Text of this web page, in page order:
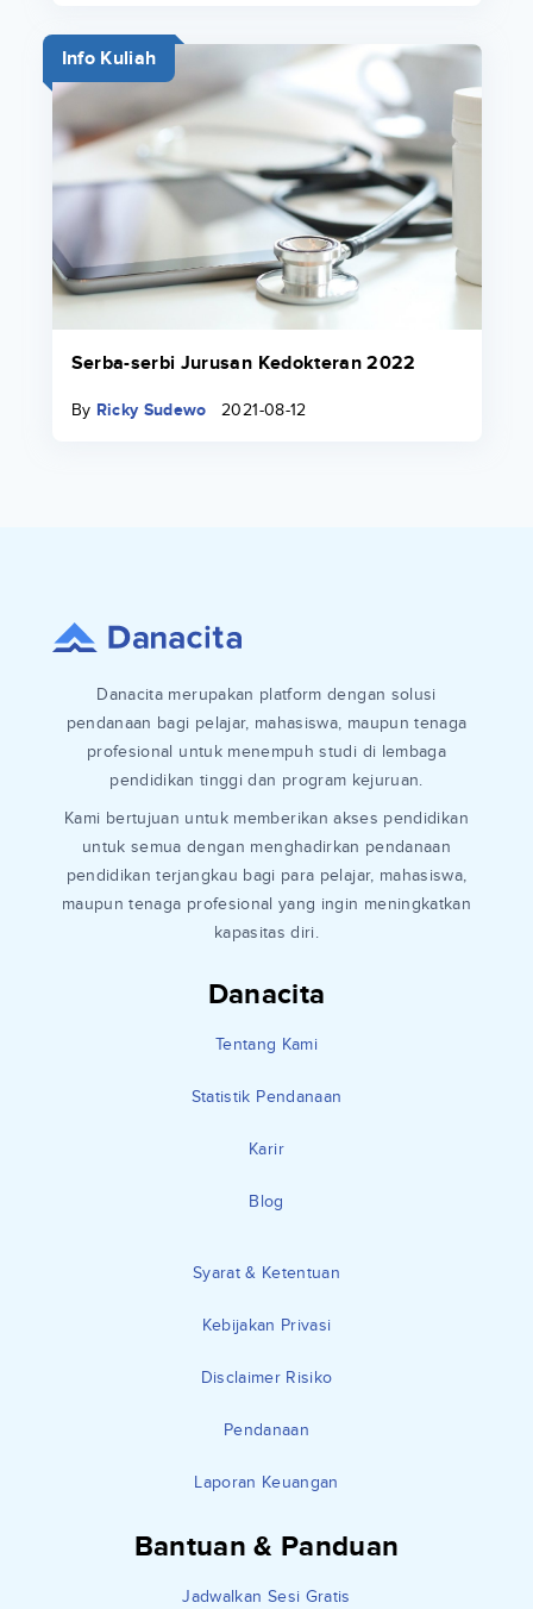
Info Kuliah
Serba-serbi Jurusan Kedokteran 2022
By Ricky Sudewo 2021-08-12
Danacita
Tentang Kami
Statistik Pendanaan
Karir
Blog
Syarat & Ketentuan
Kebijakan Privasi
Disclaimer Risiko
Pendanaan
Laporan Keuangan
Bantuan & Panduan
Jadwalkan Sesi Gratis
Danacita merupakan platform dengan solusi
pendanaan bagi pelajar, mahasiswa, maupun tenaga
profesional untuk menempuh studi di lembaga
pendidikan tinggi dan program kejuruan.
Kami bertujuan untuk memberikan akses pendidikan
untuk semua dengan menghadirkan pendanaan
pendidikan terjangkau bagi para pelajar, mahasiswa,
maupun tenaga profesional yang ingin meningkatkan
kapasitas diri.